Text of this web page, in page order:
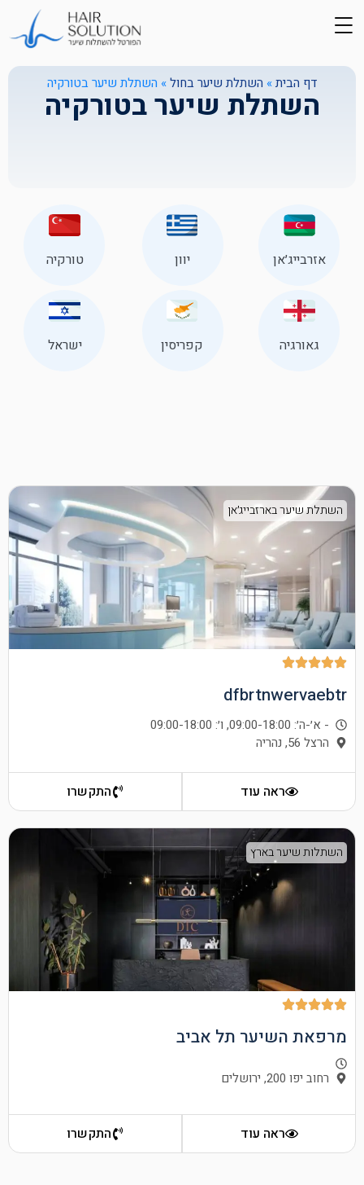
דף הבית» השתלת שיער בחול» השתלת שיער בטורקיה
השתלת שיער בטורקיה
אזרבייג׳אן יוון טורקיה
גאורגיה קפריסין ישראל
השתלת שיער בארזבייג׳אן
dfbrtnwervaebtr
- א׳-ה׳: 09:00-18:00, ו׳: 09:00-18:00
הרצל 56, נהריה
ראה עוד התקשרו
השתלות שיער בארץ
מרפאת השיער תל אביב
רחוב יפו 200, ירושלים
ראה עוד התקשרו